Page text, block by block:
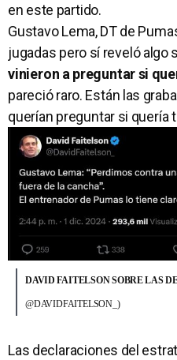
en este partido.
Gustavo Lema, DT de
jugadas pero sí reveló algo
vinieron a preguntar si
pareció raro. Están las
querían preguntar si quería
DAVID FAITELSON SOBRE LAS
@DAVIDFAITELSON_)
Las declaraciones del